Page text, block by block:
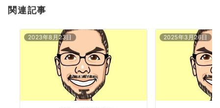
関連記事
2023年8月23日 2025年3月26日